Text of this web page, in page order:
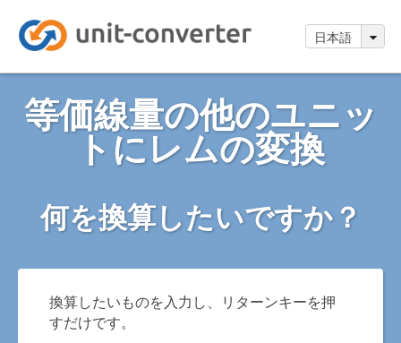
日本語
等価線量の他のユニッ
トにレムの変換
何を換算したいですか？
換算したいものを入力し、リターンキーを押
すだけです。